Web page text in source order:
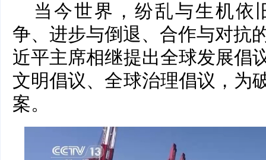
当今世界，纷乱与生机依
争、进步与倒退、合作与对抗
近平主席相继提出全球发展倡
文明倡议、全球治理倡议，为
案。